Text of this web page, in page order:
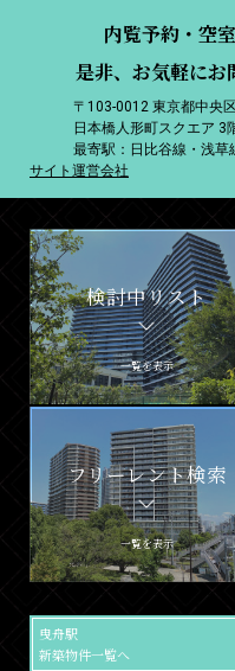
内覧予約・空
是非、お気軽にお
〒103-0012 東京都中央
日本橋人形町スクエア 3
最寄駅：日比谷線・浅草
サイト運営会社
検討中リスト
一覧を表示
フリーレント検索
一覧を表示
曳舟駅
新築物件一覧へ